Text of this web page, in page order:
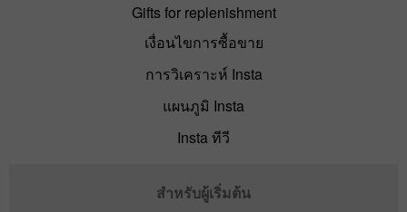
Gifts for replenishment
เงื่อนไขการซื้อขาย
การวิเคราะห์ Insta
แผนภูมิ Insta
Insta ทีวี
สำหรับผู้เริ่มต้น